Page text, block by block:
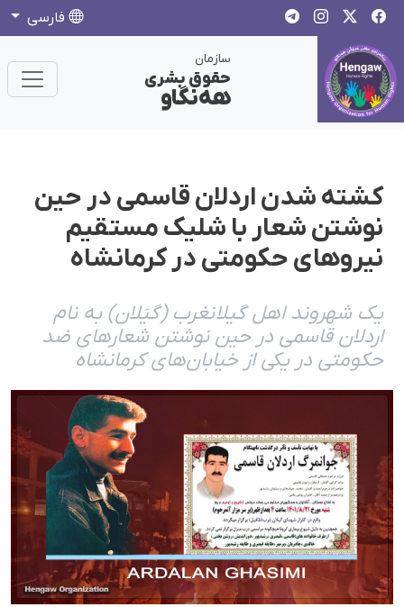
فارسی
سازمان
حقوق بشری
هەنگاو
کشته شدن اردلان قاسمی در حین
نوشتن شعار با شلیک مستقیم
نیروهای حکومتی در کرمانشاه
یک شهروند اهل گیلانغرب (گیَلان) به نام
اردلان قاسمی در حین نوشتن‌ شعارهای ضد
حکومتی در یکی از خیابان‌های کرمانشاه